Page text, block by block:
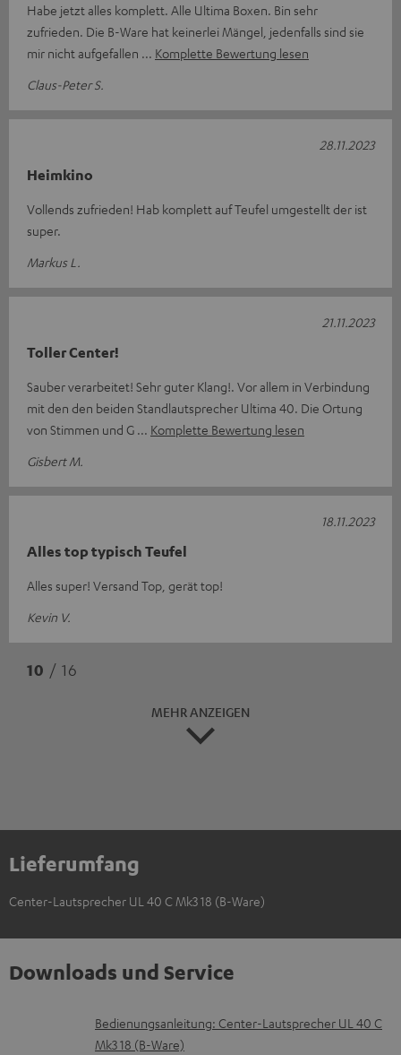
Habe jetzt alles komplett. Alle Ultima Boxen. Bin sehr
zufrieden. Die B-Ware hat keinerlei Mängel, jedenfalls sind sie
mir nicht aufgefallen
Komplette Bewertung lesen
Claus-Peter S.
Heimkino
Vollends zufrieden! Hab komplett auf Teufel umgestellt der ist
super.
Markus L.
28.11.2023
Toller Center!
Sauber verarbeitet! Sehr guter Klang!. Vor allem in Verbindung
mit den den beiden Standlautsprecher Ultima 40. Die Ortung
von Stimmen und G
Komplette Bewertung lesen
Gisbert M.
21.11.2023
Alles top typisch Teufel
Alles super! Versand Top, gerät top!
Kevin V.
18.11.2023
10 / 16
MEHR ANZEIGEN
Lieferumfang
Center-Lautsprecher UL 40 C Mk3 18 (B-Ware)
Downloads und Service
D
Bedienungsanleitung: Center-Lautsprecher UL 40 C
Mk3 18 (B-Ware)